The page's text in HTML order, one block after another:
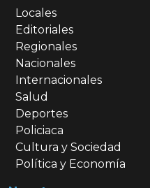
Locales
Editoriales
Regionales
Nacionales
Internacionales
Salud
Deportes
Policiaca
Cultura y Sociedad
Política y Economía